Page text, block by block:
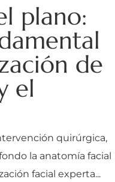
plano:
de
el
quirúrgica,
la anatomía facial
facial experta...